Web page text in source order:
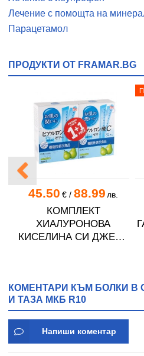
Лечение с помощта на
Парацетамол
ПРОДУКТИ ОТ FRAMAR.BG
45.50 €/ 88.99 лв.
КОМПЛЕКТ
ХИАЛУРОНОВА
КИСЕЛИНА СИ ДЖЕЛИ
КОМЕНТАРИ КЪМ БОЛКИ В
И ТАЗА МКБ R10
Напиши коментар